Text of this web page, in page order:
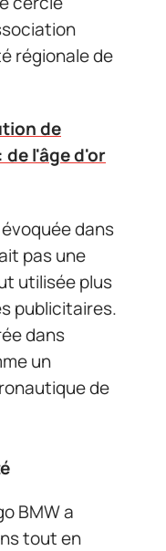
régionale de
de
de l'âge d'or
évoquée dans
pas une
utilisée plus
publicitaires.
dans
un
de
BMW a
tout en